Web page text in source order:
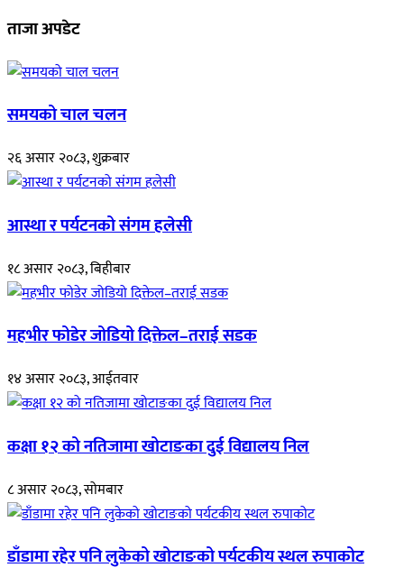
ताजा अपडेट
समयको चाल चलन
२६ असार २०८३, शुक्रबार
आस्था र पर्यटनको संगम हलेसी
१८ असार २०८३, बिहीबार
महभीर फोडेर जोडियो दिक्तेल–तराई सडक
१४ असार २०८३, आईतवार
कक्षा १२ को नतिजामा खोटाङका दुई विद्यालय निल
८ असार २०८३, सोमबार
डाँडामा रहेर पनि लुकेको खोटाङको पर्यटकीय स्थल रुपाकोट